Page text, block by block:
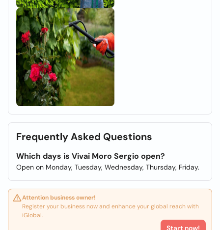
Frequently Asked Questions
Which days is Vivai Moro Sergio open?
Open on Monday, Tuesday, Wednesday, Thursday, Friday.
Attention business owner!
Register your business now and enhance your global reach with
iGlobal.
Start now!